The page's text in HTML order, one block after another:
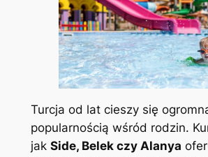
Turcja od lat cieszy się
popularnością wśród rodzin.
jak Side, Belek czy Alanya